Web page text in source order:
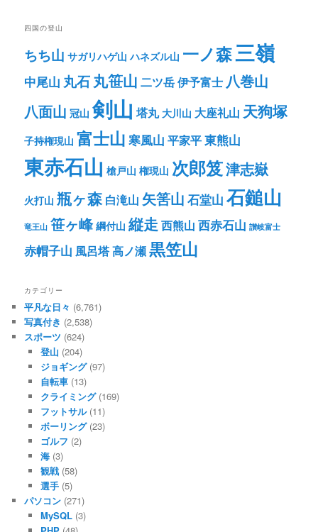
四国の登山
ちち山 サガリハゲ山 ハネズル山 一ノ森三嶺
中尾山 丸石丸笹山 二ツ岳伊予富士 八巻山
八面山 冠山 剣山 塔丸 大川山 大座礼山 天狗塚
子持権現山 富士山 寒風山 平家平東熊山
東赤石山 槍戸山 権現山 次郎笈津志嶽
火打山 瓶ヶ森 白滝山 矢筈山 石堂山 石鎚山
竜王山 笹ヶ峰 綱付山 縦走西熊山 西赤石山 讃岐富士
赤帽子山 風呂塔高ノ瀬黒笠山
カテゴリー
平凡な日々 (6,761)
写真付き (2,538)
スポーツ (624)
登山 (204)
ジョギング(97)
自転車(13)
クライミング(169)
フットサル(11)
ボーリング(23)
ゴルフ (2)
海(3)
観戦(58)
選手(5)
パソコン (271)
MySQL(3)